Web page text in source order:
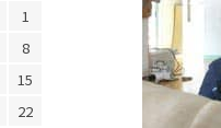
1
8
15
22